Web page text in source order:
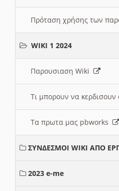
Πρόταση χρήσης των
WIKI 1 2024
Παρουσιαση Wiki
Τι μπορουν να
Τα πρωτα μας pbworks
ΣΥΝΔΕΣΜΟΙ WIKI ΑΠΟ
2023 e-me